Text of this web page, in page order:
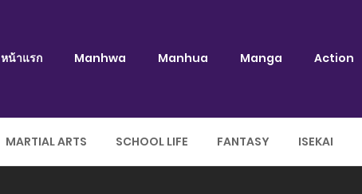
หน้าแรก Manhwa Manhua Manga Action
MARTIAL ARTS SCHOOL LIFE FANTASY ISEKAI